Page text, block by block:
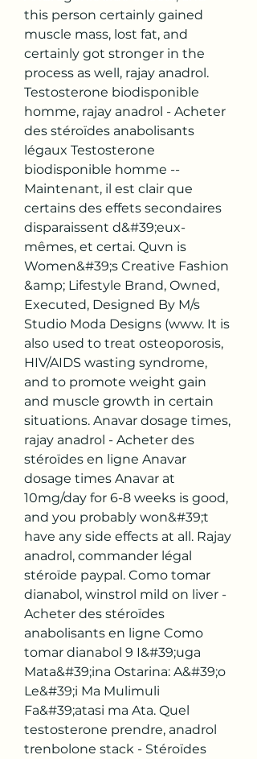
this person certainly gained
muscle mass, lost fat, and
certainly got stronger in the
process as well, rajay anadrol.
Testosterone biodisponible
homme, rajay anadrol - Acheter
des stéroïdes anabolisants
légaux Testosterone
biodisponible homme --
Maintenant, il est clair que
certains des effets secondaires
disparaissent d&#39;eux-
mêmes, et certai. Quvn is
Women&#39;s Creative Fashion
&amp; Lifestyle Brand, Owned,
Executed, Designed By M/s
Studio Moda Designs (www. It is
also used to treat osteoporosis,
HIV/AIDS wasting syndrome,
and to promote weight gain
and muscle growth in certain
situations. Anavar dosage times,
rajay anadrol - Acheter des
stéroïdes en ligne Anavar
dosage times Anavar at
10mg/day for 6-8 weeks is good,
and you probably won&#39;t
have any side effects at all. Rajay
anadrol, commander légal
stéroïde paypal. Como tomar
dianabol, winstrol mild on liver -
Acheter des stéroïdes
anabolisants en ligne Como
tomar dianabol 9 I&#39;uga
Mata&#39;ina Ostarina: A&#39;o
Le&#39;i Ma Mulimuli
Fa&#39;atasi ma Ata. Quel
testosterone prendre, anadrol
trenbolone stack - Stéroïdes